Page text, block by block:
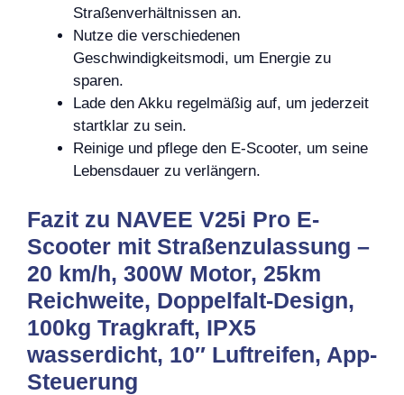
Straßenverhältnissen an.
Nutze die verschiedenen
Geschwindigkeitsmodi, um Energie zu
sparen.
Lade den Akku regelmäßig auf, um jederzeit
startklar zu sein.
Reinige und pflege den E-Scooter, um seine
Lebensdauer zu verlängern.
Fazit zu NAVEE V25i Pro E-
Scooter mit Straßenzulassung –
20 km/h, 300W Motor, 25km
Reichweite, Doppelfalt-Design,
100kg Tragkraft, IPX5
wasserdicht, 10″ Luftreifen, App-
Steuerung